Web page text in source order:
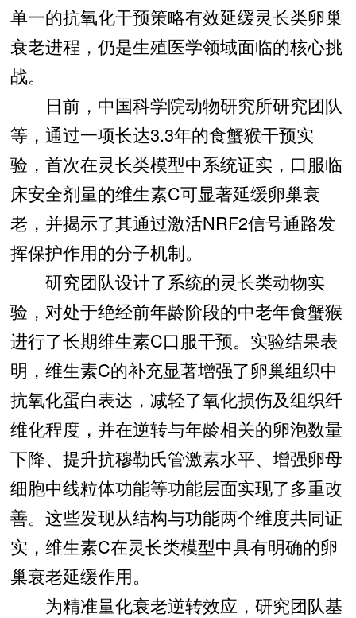
单一的抗氧化干预策略有效延缓灵长类卵巢
衰老进程，仍是生殖医学领域面临的核心挑
战。
日前，中国科学院动物研究所研究团队
等，通过一项长达3.3年的食蟹猴干预实
验，首次在灵长类模型中系统证实，口服临
床安全剂量的维生素C可显著延缓卵巢衰
老，并揭示了其通过激活NRF2信号通路发
挥保护作用的分子机制。
研究团队设计了系统的灵长类动物实
验，对处于绝经前年龄阶段的中老年食蟹猴
进行了长期维生素C口服干预。实验结果表
明，维生素C的补充显著增强了卵巢组织中
抗氧化蛋白表达，减轻了氧化损伤及组织纤
维化程度，并在逆转与年龄相关的卵泡数量
下降、提升抗穆勒氏管激素水平、增强卵母
细胞中线粒体功能等功能层面实现了多重改
善。这些发现从结构与功能两个维度共同证
实，维生素C在灵长类模型中具有明确的卵
巢衰老延缓作用。
为精准量化衰老逆转效应，研究团队基